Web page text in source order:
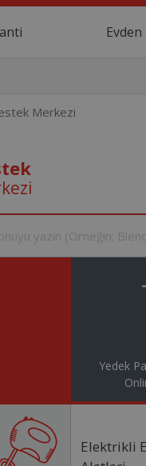
Evden
Merkezi
Yedek
Elektrikli